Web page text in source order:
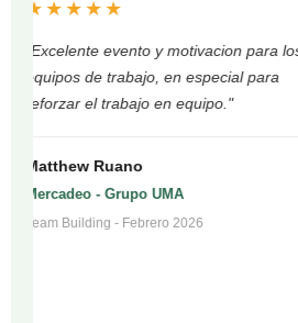
★★★★★
"Excelente evento y motivacion para los
equipos de trabajo, en especial para
reforzar el trabajo en equipo."
Matthew Ruano
Mercadeo - Grupo UMA
Team Building - Febrero 2026